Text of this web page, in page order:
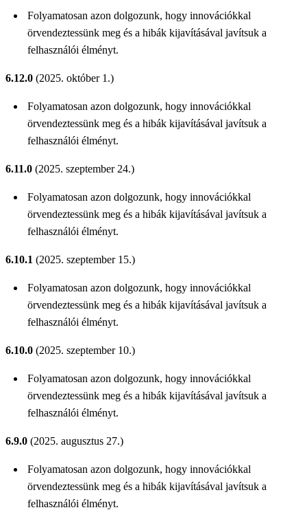
Folyamatosan azon dolgozunk, hogy innovációkkal
örvendeztessünk meg és a hibák kijavításával javítsuk a
felhasználói élményt.
6.12.0 (2025. október 1.)
Folyamatosan azon dolgozunk, hogy innovációkkal
örvendeztessünk meg és a hibák kijavításával javítsuk a
felhasználói élményt.
6.11.0 (2025. szeptember 24.)
Folyamatosan azon dolgozunk, hogy innovációkkal
örvendeztessünk meg és a hibák kijavításával javítsuk a
felhasználói élményt.
6.10.1 (2025. szeptember 15.)
Folyamatosan azon dolgozunk, hogy innovációkkal
örvendeztessünk meg és a hibák kijavításával javítsuk a
felhasználói élményt.
6.10.0 (2025. szeptember 10.)
Folyamatosan azon dolgozunk, hogy innovációkkal
örvendeztessünk meg és a hibák kijavításával javítsuk a
felhasználói élményt.
6.9.0 (2025. augusztus 27.)
Folyamatosan azon dolgozunk, hogy innovációkkal
örvendeztessünk meg és a hibák kijavításával javítsuk a
felhasználói élményt.